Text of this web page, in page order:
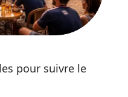
pour suivre le